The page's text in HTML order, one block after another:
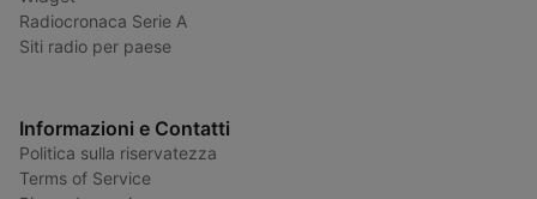
Radiocronaca Serie A
Siti radio per paese
Informazioni e Contatti
Politica sulla riservatezza
Terms of Service